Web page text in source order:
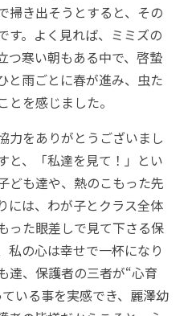
掃き出そうとすると、その
す。よく見れば、ミミズの
つ寒い朝もある中で、啓蟄
と雨ごとに春が進み、虫た
を感じました。
力をありがとうございまし
と、「私達を見て！」とい
ども達や、熱のこもった先
には、わが子とクラス全体
った眼差しで見て下さる保
私の心は幸せで一杯になり
達、保護者の三者が“心育
いる事を実感でき、麗澤幼